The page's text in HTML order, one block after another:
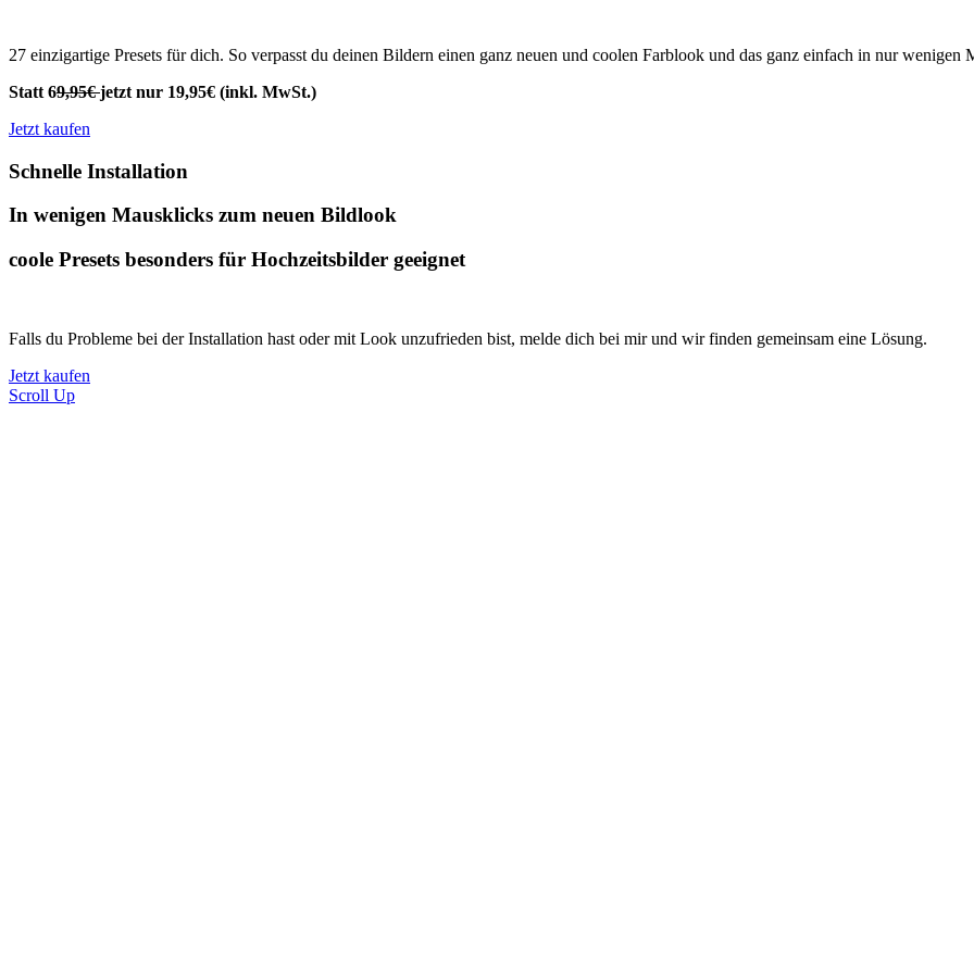
27 einzigartige Presets für dich. So verpasst du deinen Bildern einen ganz neuen und coolen Farblook und das ganz einfach in nur wenigen
Statt 69,95€jetzt nur 19,95€ (inkl. MwSt.)
Jetzt kaufen
Schnelle Installation
In wenigen Mausklicks zum neuen Bildlook
coole Presets besonders für Hochzeitsbilder geeignet
Falls du Probleme bei der Installation hast oder mit Look unzufrieden bist, melde dich bei mir und wir finden gemeinsam eine Lösung.
Jetzt kaufen
Scroll Up